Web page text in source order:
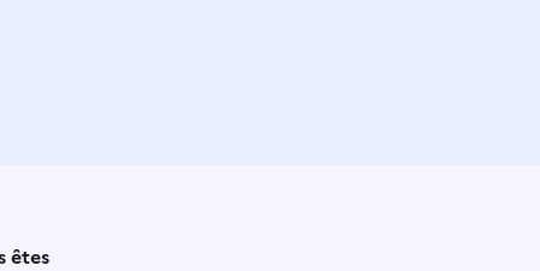
êtes